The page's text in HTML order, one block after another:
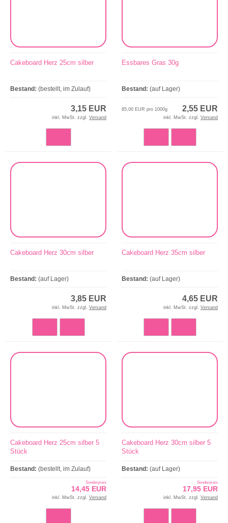
Cakeboard Herz 25cm silber
Bestand: (bestellt, im Zulauf)
3,15 EUR
inkl. MwSt. zzgl. Versand
Essbares Gras 30g
Bestand: (auf Lager)
2,55 EUR
85,00 EUR pro 1000g
inkl. MwSt. zzgl. Versand
Cakeboard Herz 30cm silber
Bestand: (auf Lager)
3,85 EUR
inkl. MwSt. zzgl. Versand
Cakeboard Herz 35cm silber
Bestand: (auf Lager)
4,65 EUR
inkl. MwSt. zzgl. Versand
Cakeboard Herz 25cm silber 5
Stück
Bestand: (bestellt, im Zulauf)
Sonderpreis
14,45 EUR
inkl. MwSt. zzgl. Versand
Cakeboard Herz 30cm silber 5
Stück
Bestand: (auf Lager)
Sonderpreis
17,95 EUR
inkl. MwSt. zzgl. Versand